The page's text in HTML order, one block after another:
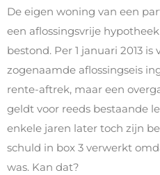
De eigen woning van een
een aflossingsvrije
bestond. Per 1 januari 2013
zogenaamde aflossingseis
rente-aftrek, maar een
geldt voor reeds bestaande
enkele jaren later toch zijn
schuld in box 3 verwerkt
was. Kan dat?